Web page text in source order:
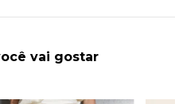
vai gostar